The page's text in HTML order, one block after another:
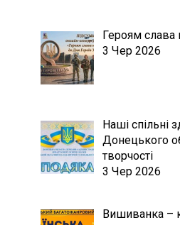
Героям слава
3 Чер 2026
Наші спільні
Донецького
творчості
3 Чер 2026
Вишиванка –